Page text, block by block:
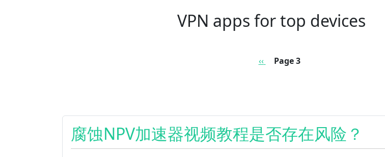
VPN apps for top devices
Previous page
‹‹ Page 3
腐蚀NPV加速器视频教程是否存在风险？